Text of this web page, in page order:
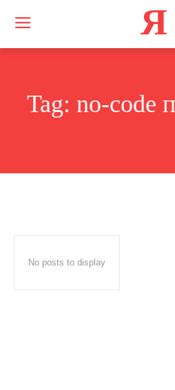
Я
Tag: no-code
No posts to display